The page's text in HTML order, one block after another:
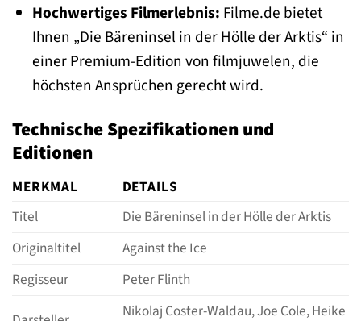
Hochwertiges Filmerlebnis: Filme.de bietet
Ihnen „Die Bäreninsel in der Hölle der Arktis“ in
einer Premium-Edition von filmjuwelen, die
höchsten Ansprüchen gerecht wird.
Technische Spezifikationen und
Editionen
MERKMAL
DETAILS
Titel
Die Bäreninsel in der Hölle der Arktis
Originaltitel
Against the Ice
Regisseur
Peter Flinth
Nikolaj Coster-Waldau, Joe Cole, Heike